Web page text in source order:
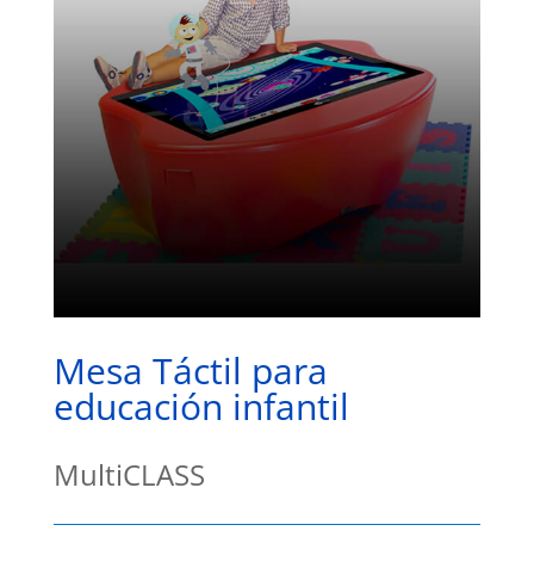
Mesa Táctil para
educación infantil
MultiCLASS